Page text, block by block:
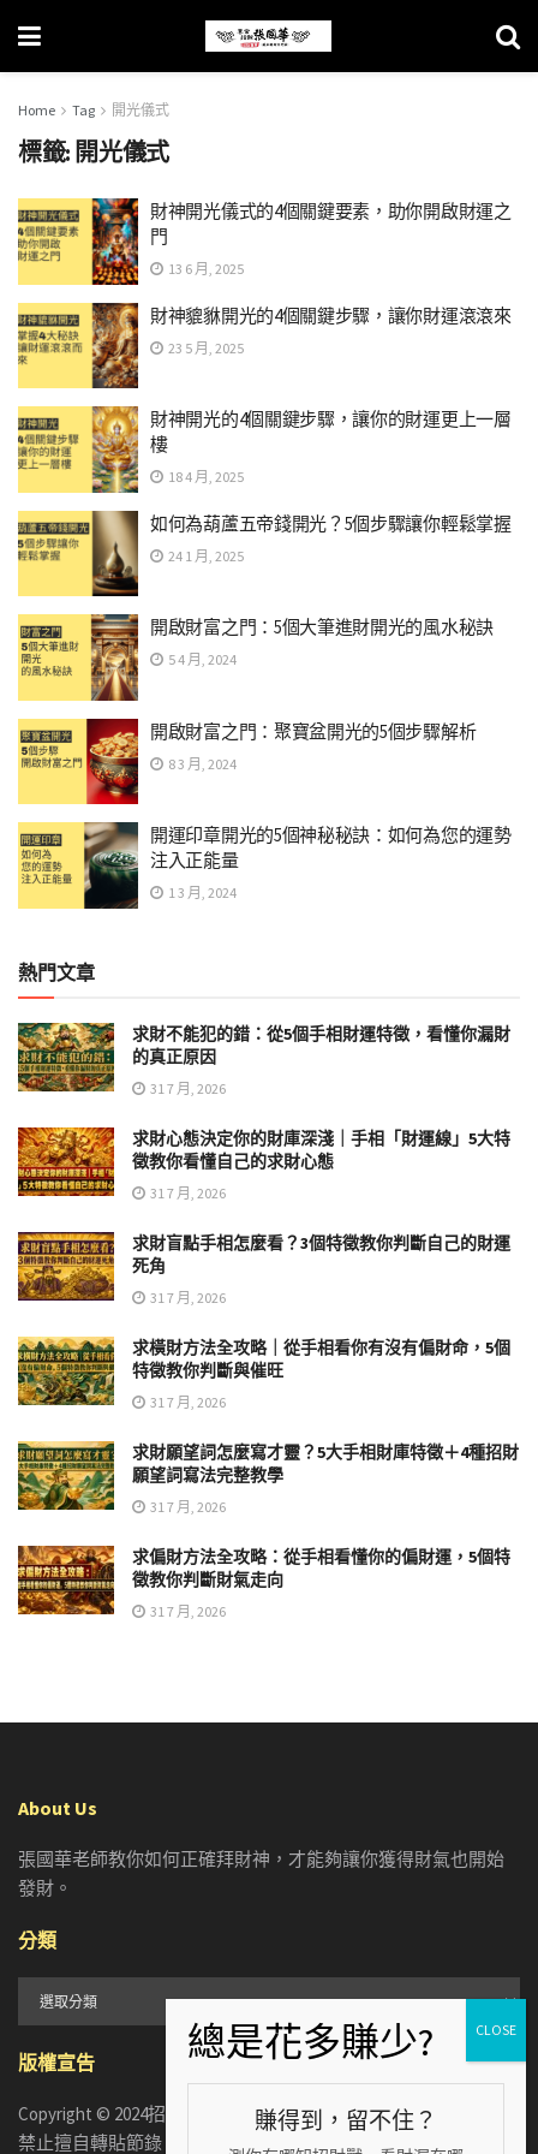
Home Tag 開光儀式
標籤: 開光儀式
財神開光儀式的4個關鍵要素，助你開啟財運之
門
13 6 月, 2025
財神貔貅開光的4個關鍵步驟，讓你財運滾滾來
23 5 月, 2025
財神開光的4個關鍵步驟，讓你的財運更上一層
樓
18 4 月, 2025
如何為葫蘆五帝錢開光？5個步驟讓你輕鬆掌握
24 1 月, 2025
開啟財富之門：5個大筆進財開光的風水秘訣
5 4 月, 2024
開啟財富之門：聚寶盆開光的5個步驟解析
8 3 月, 2024
開運印章開光的5個神秘秘訣：如何為您的運勢
注入正能量
1 3 月, 2024
熱門文章
求財不能犯的錯：從5個手相財運特徵，看懂你漏財
的真正原因
31 7 月, 2026
求財心態決定你的財庫深淺｜手相「財運線」5大特
徵教你看懂自己的求財心態
31 7 月, 2026
求財盲點手相怎麼看？3個特徵教你判斷自己的財運
死角
31 7 月, 2026
求橫財方法全攻略｜從手相看你有沒有偏財命，5個
特徵教你判斷與催旺
31 7 月, 2026
求財願望詞怎麼寫才靈？5大手相財庫特徵＋4種招財
願望詞寫法完整教學
31 7 月, 2026
求偏財方法全攻略：從手相看懂你的偏財運，5個特
徵教你判斷財氣走向
31 7 月, 2026
About Us
張國華老師教你如何正確拜財神，才能夠讓你獲得財氣也開始
發財。
分類
版權宣告
Copyright © 2024招財張國華. ALL RIGHTS RESERVED. 版權所有，
禁止擅自轉貼節錄
賺得到，留不住？